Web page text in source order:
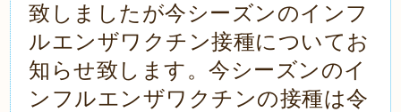
致しましたが今シーズンのインフ
ルエンザワクチン接種についてお
知らせ致します。今シーズンのイ
ンフルエンザワクチンの接種は令